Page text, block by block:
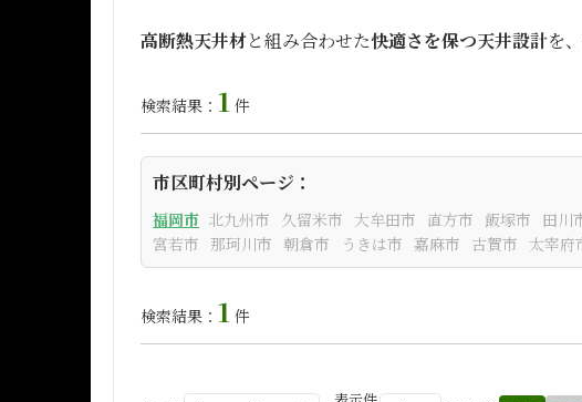
高断熱天井材と組み合わせた快適さを保つ天井設計を、
検索結果： 1 件
市区町村別ページ：
福岡市 北九州市 久留米市 大牟田市 直方市 飯塚市 田川
宮若市 那珂川市 朝倉市 うきは市 嘉麻市 古賀市 太宰府
検索結果： 1 件